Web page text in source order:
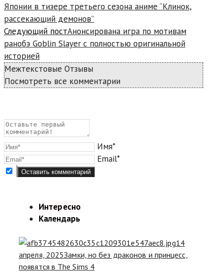
Японии в тизере третьего сезона аниме “Клинок,
рассекающий демонов”
Следующий постАнонсирована игра по мотивам
ранобэ Goblin Slayer с полностью оригинальной
историей
Межтекстовые Отзывы
Посмотреть все комментарии
Имя*
Email*
Интересно
Календарь
14
апреля, 2025Замки, но без драконов и принцесс,
появятся в The Sims 4